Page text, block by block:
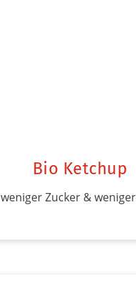
Bio Ketchup
weniger Zucker &